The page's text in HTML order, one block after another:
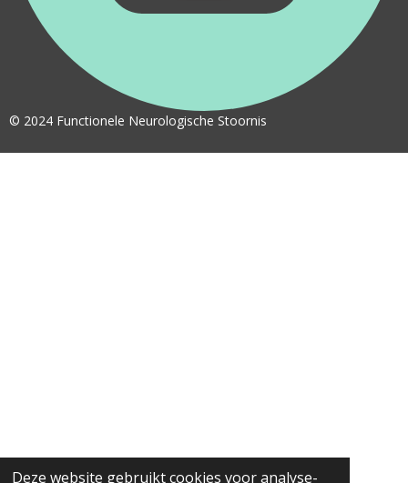
Deze website gebruikt cookies voor analyse-
© 2024 Functionele Neurologische Stoornis